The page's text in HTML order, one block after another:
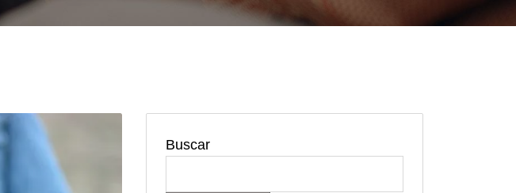
Buscar